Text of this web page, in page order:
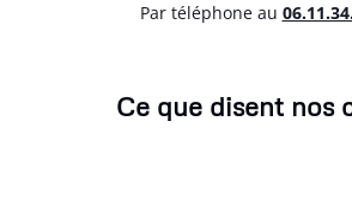
Par téléphone au
Ce que disent nos